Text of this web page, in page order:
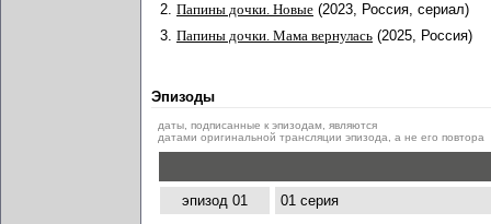
2. Папины дочки. Новые (2023, Россия, сериал)
3. Папины дочки. Мама вернулась (2025, Россия)
Эпизоды
даты, подписанные к эпизодам, являются
датами оригинальной трансляции эпизода, а не его повтора
эпизод 01
01 серия